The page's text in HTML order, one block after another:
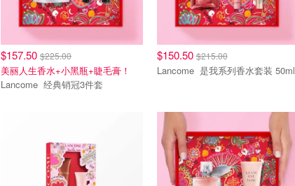
$157.50 $225.00
美丽人生香水+小黑瓶+睫毛膏！
Lancome 经典销冠3件套
$150.50$215.00
Lancome 是我系列香水套装 50ml
清仓区